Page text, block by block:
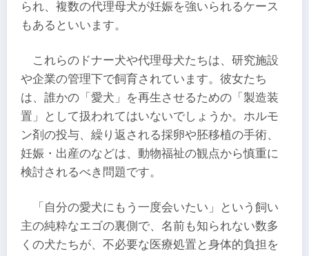
られ、複数の代理母犬が妊娠を強いられるケース
もあるといいます。
これらのドナー犬や代理母犬たちは、研究施設
や企業の管理下で飼育されています。彼女たち
は、誰かの「愛犬」を再生させるための「製造装
置」として扱われてはいないでしょうか。ホルモ
ン剤の投与、繰り返される採卵や胚移植の手術、
妊娠・出産のなどは、動物福祉の観点から慎重に
検討されるべき問題です。
「自分の愛犬にもう一度会いたい」という飼い
主の純粋なエゴの裏側で、名前も知られない数多
くの犬たちが、不必要な医療処置と身体的負担を